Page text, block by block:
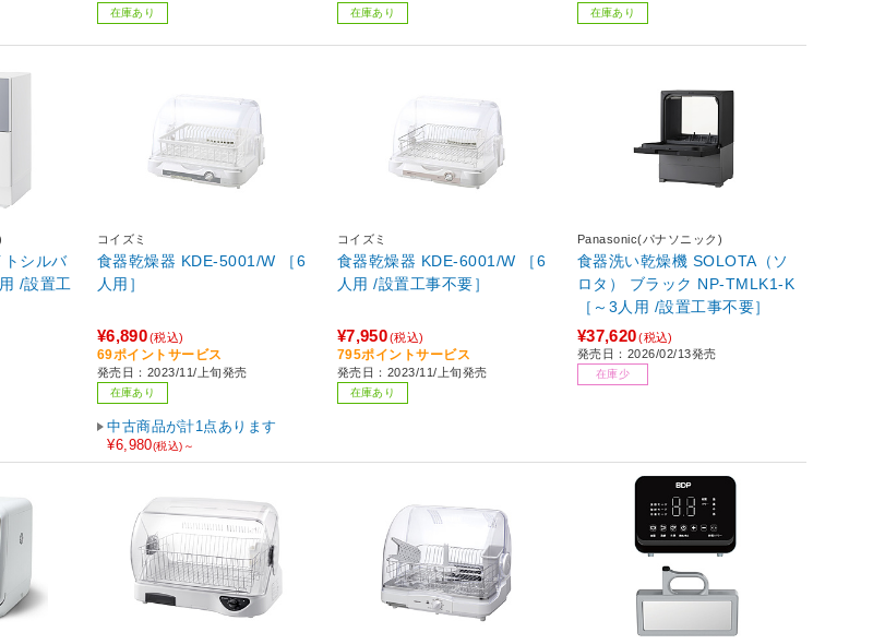
在庫あり 在庫あり 在庫あり
/設置工
コイズミ
食器乾燥器 KDE-5001/W ［6
人用］
¥6,890(税込)
69ポイントサービス
発売日：2023/11/上旬発売
在庫あり
中古商品が計1点あります
¥6,980(税込)～
コイズミ
食器乾燥器 KDE-6001/W ［6
人用 /設置工事不要］
¥7,950(税込)
795ポイントサービス
発売日：2023/11/上旬発売
在庫あり
Panasonic(パナソニック)
食器洗い乾燥機 SOLOTA（ソ
ロタ） ブラック NP-TMLK1-K
［～3人用 /設置工事不要］
¥37,620(税込)
発売日：2026/02/13発売
在庫少